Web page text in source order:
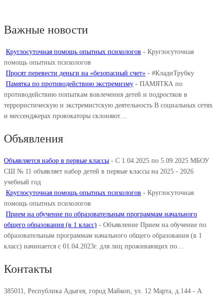
Важные новости
Круглосуточная помощь опытных психологов - Круглосуточная
помощь опытных психологов
Просят перевести деньги на «безопасный счет» - #КладиТрубку
Памятка по противодействию экстремизму - ПАМЯТКА по
противодействию попыткам вовлечения детей и подростков в
террористическую и экстремистскую деятельность В социальных сетях
и мессенджерах провокаторы склоняют…
Объявления
Объявляется набор в первые классы - С 1.04.2025 по 5.09.2025 МБОУ
СШ № 11 объявляет набор детей в первые классы на 2025 - 2026
учебный год
Круглосуточная помощь опытных психологов - Круглосуточная
помощь опытных психологов
Прием на обучение по образовательным программам начального
общего образования (в 1 класс) - Объявление Прием на обучение по
образовательным программам начального общего образования (в 1
класс) начинается с 01.04.2023г. для лиц проживающих по…
Контакты
385011, Республика Адыгея, город Майкоп, ул. 12 Марта, д.144 - А